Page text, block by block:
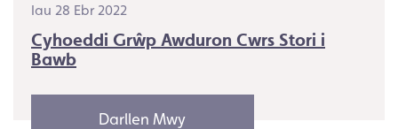
Iau 28 Ebr 2022
Cyhoeddi Grŵp Awduron Cwrs Stori i
Bawb
Darllen Mwy